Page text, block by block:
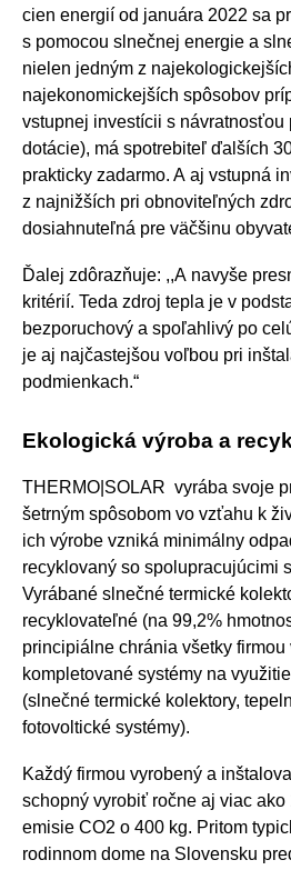
cien energií od januára 2022 sa
s pomocou slnečnej energie a
nielen jedným z
najekonomickejších spôsobov
vstupnej investícii s návratnosťou
dotácie), má spotrebiteľ ďalších
prakticky zadarmo. A aj vstupná
z najnižších pri obnoviteľných
dosiahnuteľná pre väčšinu
Ďalej zdôrazňuje: ,,A navyše
kritérií. Teda zdroj tepla je v
bezporuchový a spoľahlivý po
je aj najčastejšou voľbou pri
podmienkach.“
Ekologická výroba a
THERMO|SOLAR vyrába svoje
šetrným spôsobom vo vzťahu k
ich výrobe vzniká minimálny
recyklovaný so spolupracujúcimi
Vyrábané slnečné termické
recyklovateľné (na 99,2%
principiálne chránia všetky firmou
kompletované systémy na
(slnečné termické kolektory,
fotovoltické systémy).
Každý firmou vyrobený a
schopný vyrobiť ročne aj viac
emisie CO2 o 400 kg. Pritom
rodinnom dome na Slovensku